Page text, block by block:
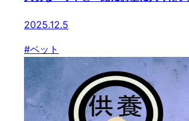
2025.12.5
#ペット